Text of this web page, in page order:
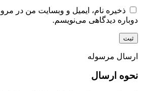
ذخیره نام، ایمیل و وبسایت من در
دوباره دیدگاهی می‌نویسم.
ارسال مرسوله
نحوه ارسال